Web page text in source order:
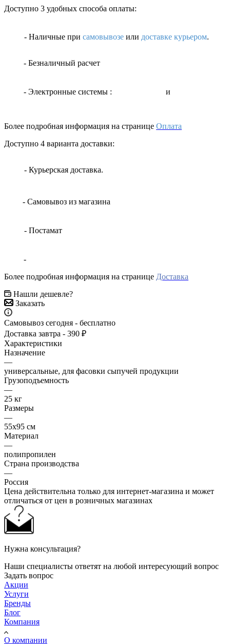
Доступно 3 удобных способа оплаты:
- Наличные при самовывозе или доставке курьером.
- Безналичный расчет
- Электронные системы : и
Более подробная информация на странице Оплата
Доступно 4 варианта доставки:
- Курьерская доставка.
- Самовывоз из магазина
- Постамат
-
Более подробная информация на странице Доставка
Нашли дешевле?
Заказать
Самовывоз сегодня - бесплатно
Доставка завтра - 390 ₽
Характеристики
Назначение
—
универсальные, для фасовки сыпучей продукции
Грузоподъемность
—
25 кг
Размеры
—
55x95 см
Материал
—
полипропилен
Страна производства
—
Россия
Цена действительна только для интернет-магазина и может
отличаться от цен в розничных магазинах
Нужна консультация?
Наши специалисты ответят на любой интересующий вопрос
Задать вопрос
Акции
Услуги
Бренды
Блог
Компания
О компании